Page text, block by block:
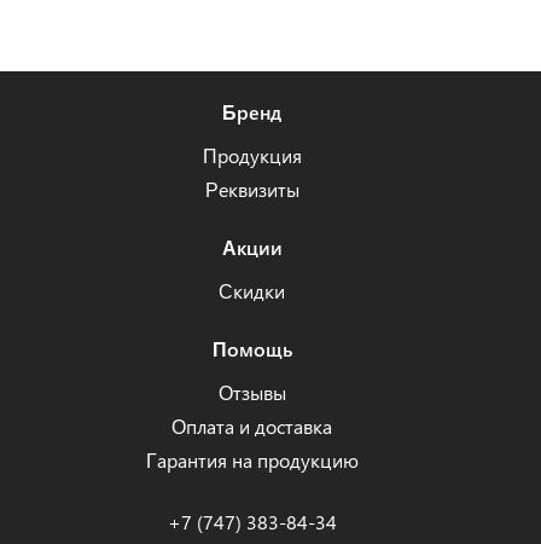
Бренд
Продукция
Реквизиты
Акции
Скидки
Помощь
Отзывы
Оплата и доставка
Гарантия на продукцию
+7 (747) 383-84-34